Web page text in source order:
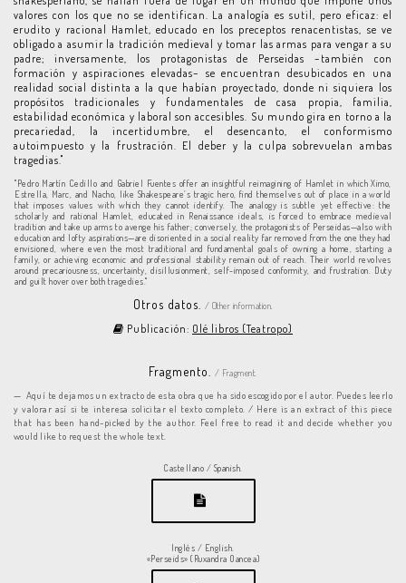
valores con los que no se identifican. La analogía es sutil, pero eficaz: el
erudito y racional Hamlet, educado en los preceptos renacentistas, se ve
obligado a asumir la tradición medieval y tomar las armas para vengar a su
padre; inversamente, los protagonistas de Perseidas –también con
formación y aspiraciones elevadas– se encuentran desubicados en una
realidad social distinta a la que habían proyectado, donde ni siquiera los
propósitos tradicionales y fundamentales de casa propia, familia,
estabilidad económica y laboral son accesibles. Su mundo gira en torno a la
precariedad, la incertidumbre, el desencanto, el conformismo
autoimpuesto y la frustración. El deber y la culpa sobrevuelan ambas
tragedias."
"Pedro Martín Cedillo and Gabriel Fuentes offer an insightful reimagining of Hamlet in which Ximo,
Estrella, Marc, and Nacho, like Shakespeare’s tragic hero, find themselves out of place in a world
that imposes values with which they cannot identify. The analogy is subtle yet effective: the
scholarly and rational Hamlet, educated in Renaissance ideals, is forced to embrace medieval
tradition and take up arms to avenge his father; conversely, the protagonists of Perseidas—also with
education and lofty aspirations—are disoriented in a social reality far removed from the one they had
envisioned, where even the most traditional and fundamental goals of owning a home, starting a
family, or achieving economic and professional stability remain out of reach. Their world revolves
around precariousness, uncertainty, disillusionment, self-imposed conformity, and frustration. Duty
and guilt hover over both tragedies."
Otros datos. / Other information.
Publicación: Olé libros (Teatropo)
Fragmento./ Fragment.
Aquí te dejamos un extracto de esta obra que ha sido escogido por el autor. Puedes leerlo
y valorar así si te interesa solicitar el texto completo. / Here is an extract of this piece
that has been hand-picked by the author. Feel free to read it and decide whether you
would like to request the whole text.
Castellano / Spanish.
Inglés / English.
«Perseids» (Ruxandra Oancea)